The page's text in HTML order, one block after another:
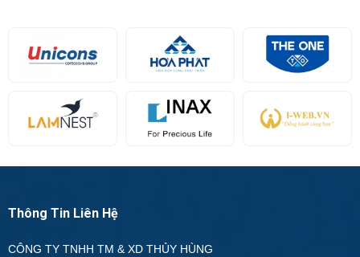
Thông Tin Liên Hệ
CÔNG TY TNHH TM & XD THỦY HÙNG